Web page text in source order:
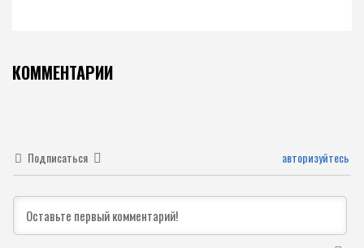
КОММЕНТАРИИ
Подписаться авторизуйтесь